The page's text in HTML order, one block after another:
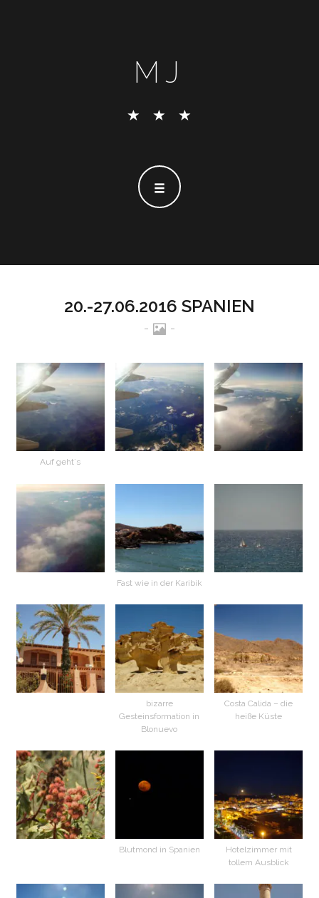
MJ
20.-27.06.2016 SPANIEN
Auf geht`s
Fast wie in der Karibik
bizarre
Gesteinsformation in
Blonuevo
Costa Calida – die
heiße Küste
Blutmond in Spanien
Hotelzimmer mit
tollem Ausblick